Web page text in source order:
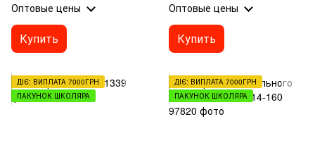
Оптовые цены
Купить
Оптовые цены
Купить
ДІЄ: ВИПЛАТА 7000ГРН
ПАКУНОК ШКОЛЯРА
ДІЄ: ВИПЛАТА 7000ГРН
ПАКУНОК ШКОЛЯРА